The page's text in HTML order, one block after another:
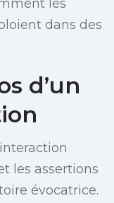
les
dans des
d’un
les assertions
évocatrice.